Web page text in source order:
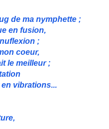
de ma nymphette ;
en fusion,
;
coeur,
le meilleur ;
vibrations...